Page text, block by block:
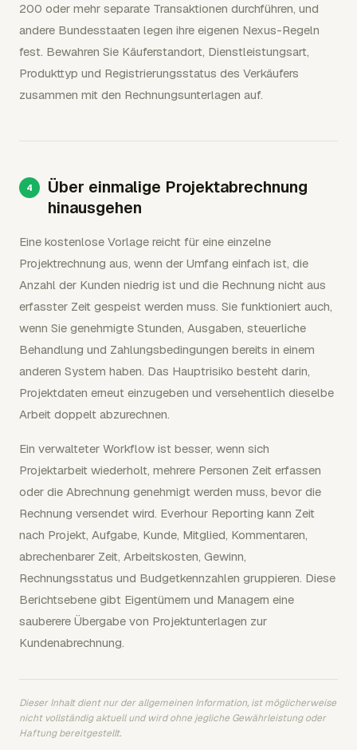
200 oder mehr separate Transaktionen durchführen, und
andere Bundesstaaten legen ihre eigenen Nexus-Regeln
fest. Bewahren Sie Käuferstandort, Dienstleistungsart,
Produkttyp und Registrierungsstatus des Verkäufers
zusammen mit den Rechnungsunterlagen auf.
Über einmalige Projektabrechnung
hinausgehen
Eine kostenlose Vorlage reicht für eine einzelne
Projektrechnung aus, wenn der Umfang einfach ist, die
Anzahl der Kunden niedrig ist und die Rechnung nicht aus
erfasster Zeit gespeist werden muss. Sie funktioniert auch,
wenn Sie genehmigte Stunden, Ausgaben, steuerliche
Behandlung und Zahlungsbedingungen bereits in einem
anderen System haben. Das Hauptrisiko besteht darin,
Projektdaten erneut einzugeben und versehentlich dieselbe
Arbeit doppelt abzurechnen.
Ein verwalteter Workflow ist besser, wenn sich
Projektarbeit wiederholt, mehrere Personen Zeit erfassen
oder die Abrechnung genehmigt werden muss, bevor die
Rechnung versendet wird. Everhour Reporting kann Zeit
nach Projekt, Aufgabe, Kunde, Mitglied, Kommentaren,
abrechenbarer Zeit, Arbeitskosten, Gewinn,
Rechnungsstatus und Budgetkennzahlen gruppieren. Diese
Berichtsebene gibt Eigentümern und Managern eine
sauberere Übergabe von Projektunterlagen zur
Kundenabrechnung.
Dieser Inhalt dient nur der allgemeinen Information, ist möglicherweise
nicht vollständig aktuell und wird ohne jegliche Gewährleistung oder
Haftung bereitgestellt.